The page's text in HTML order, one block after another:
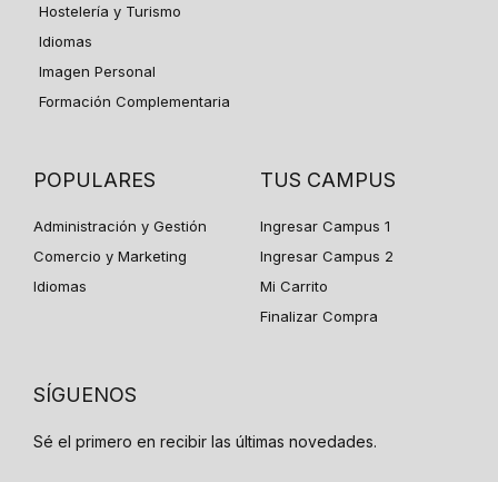
Hostelería y Turismo
Idiomas
Imagen Personal
Formación Complementaria
POPULARES
Administración y Gestión
Comercio y Marketing
Idiomas
TUS CAMPUS
Ingresar Campus 1
Ingresar Campus 2
Mi Carrito
Finalizar Compra
SÍGUENOS
Sé el primero en recibir las últimas novedades.